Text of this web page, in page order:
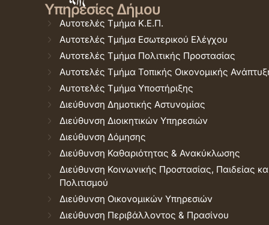
Υπηρεσίες Δήμου
Αυτοτελές Τμήμα Κ.Ε.Π.
Αυτοτελές Τμήμα Εσωτερικού Ελέγχου
Αυτοτελές Τμήμα Πολιτικής Προστασίας
Αυτοτελές Τμήμα Τοπικής Οικονομικής
Αυτοτελές Τμήμα Υποστήριξης
Διεύθυνση Δημοτικής Αστυνομίας
Διεύθυνση Διοικητικών Υπηρεσιών
Διεύθυνση Δόμησης
Διεύθυνση Καθαριότητας & Ανακύκλωσης
Διεύθυνση Κοινωνικής Προστασίας, Παιδείας
Πολιτισμού
Διεύθυνση Οικονομικών Υπηρεσιών
Διεύθυνση Περιβάλλοντος & Πρασίνου